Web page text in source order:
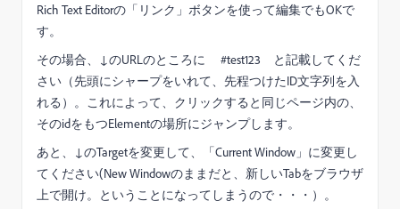
Rich Text Editorの「リンク」ボタンを使って編集でもOKで
す。
その場合、↓のURLのところに #test123 と記載してくだ
さい（先頭にシャープをいれて、先程つけたID文字列を入
れる）。これによって、クリックすると同じページ内の、
そのidをもつElementの場所にジャンプします。
あと、↓のTargetを変更して、「Current Window」に変更し
てください(New Windowのままだと、新しいTabをブラウザ
上で開け。ということになってしまうので・・・）。